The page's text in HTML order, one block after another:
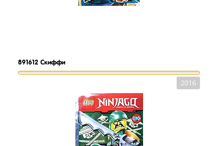
891612 Скиффи
2016